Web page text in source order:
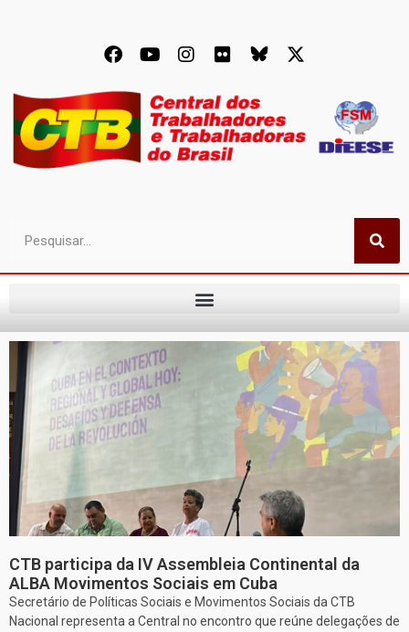
CTB participa da IV Assembleia Continental da
ALBA Movimentos Sociais em Cuba
Secretário de Políticas Sociais e Movimentos Sociais da CTB
Nacional representa a Central no encontro que reúne delegações de